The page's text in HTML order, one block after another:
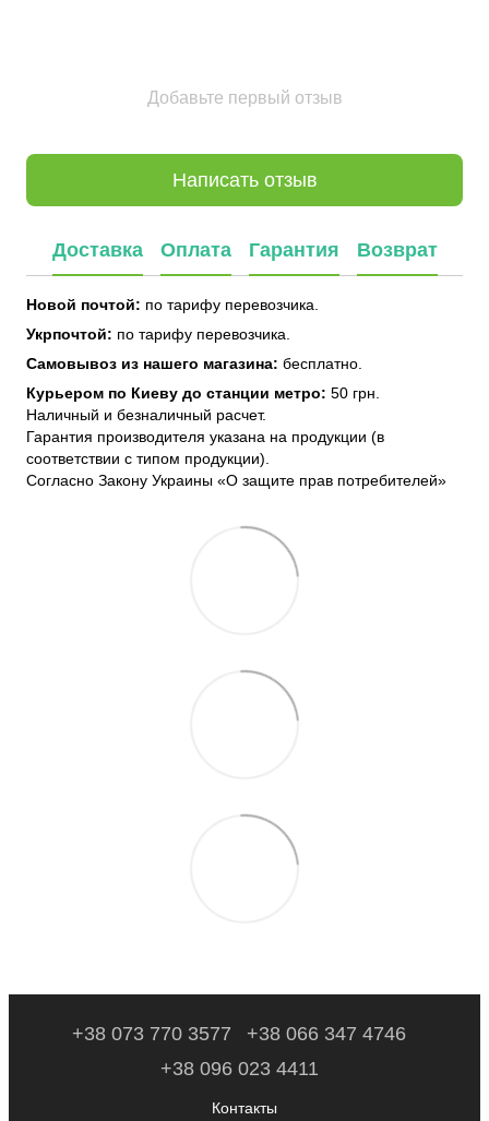
Добавьте первый отзыв
Написать отзыв
Доставка Оплата Гарантия Возврат
Новой почтой: по тарифу перевозчика.
Укрпочтой: по тарифу перевозчика.
Самовывоз из нашего магазина: бесплатно.
Курьером по Киеву до станции метро: 50 грн.
Наличный и безналичный расчет.
Гарантия производителя указана на продукции (в
соответствии с типом продукции).
Согласно Закону Украины «О защите прав потребителей»
+38 073 770 3577
+38 066 347 4746
+38 096 023 4411
Контакты